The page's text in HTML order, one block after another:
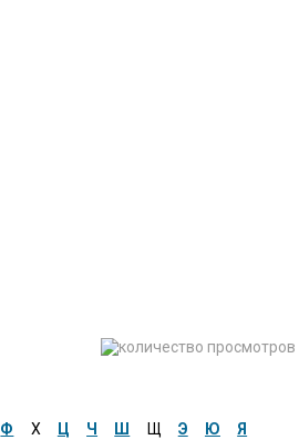
Ф Х Ц Ч Ш Щ Э Ю Я